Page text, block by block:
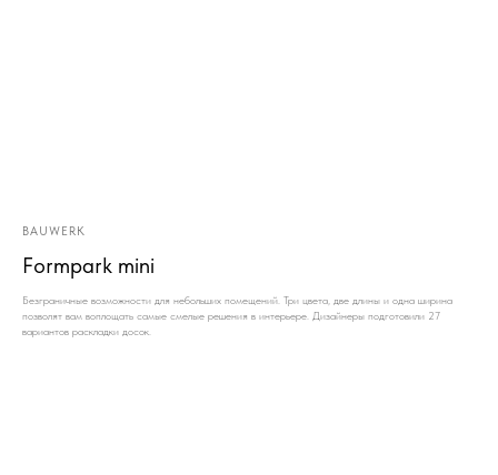
BAUWERK
Formpark mini
Безграничные возможности для небольших помещений. Три цвета, две длины и одна ширина
позволят вам воплощать самые смелые решения в интерьере. Дизайнеры подготовили 27
вариантов раскладки досок.